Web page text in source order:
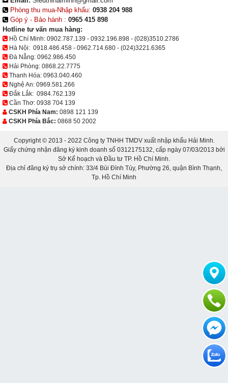
Phòng thu mua-Nhập khẩu: 0938 204 988
Góp ý - Bảo hành : 0965 415 898
Hotline tư vấn mua hàng:
Hồ Chí Minh: 0902.787.139 - 0932.196.898 - (028)3510.2786
Hà Nội: 0918.486.458 - 0962.714.680 - (024)3221.6365
Đà Nẵng: 0962.986.450
Hải Phòng: 0868.22.7775
Thanh Hóa: 0963.040.460
Nghệ An: 0969.581.266
Đắk Lắk: 0984.762.139
Cần Thơ: 0938 704 139
CSKH Phía Nam: 0898 121 139
CSKH Phía Bắc: 0868 50 2002
Copyright © 2013 - 2022 Công ty TNHH TMDV xuất nhập khẩu Hải Minh.
Giấy chứng nhận đăng ký kinh doanh số 0312175132, cấp ngày 07/03/2013 bởi
Sở Kế hoạch và Đầu tư TP. Hồ Chí Minh.
Địa chỉ đăng ký trụ sở chính: 33/4 Bùi Đình Túy, Phường 26, quận Bình Thạnh,
Tp. Hồ Chí Minh